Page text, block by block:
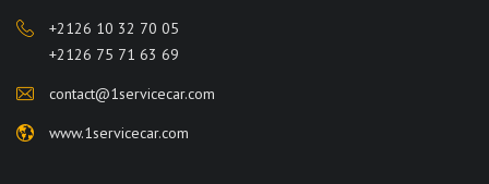
+2126 10 32 70 05
+2126 75 71 63 69
contact@1servicecar.com
www.1servicecar.com